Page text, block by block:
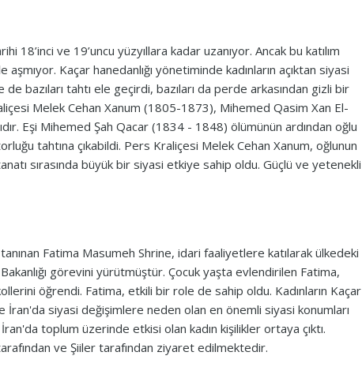
18’inci ve 19’uncu yüzyıllara kadar uzanıyor. Ancak bu katılım
aşmıyor. Kaçar hanedanlığı yönetiminde kadınların açıktan siyasi
bazıları tahtı ele geçirdi, bazıları da perde arkasından gizli bir
Melek Cehan Xanum (1805-1873), Mihemed Qasim Xan El-
Eşi Mihemed Şah Qacar (1834 - 1848) ölümünün ardından oğlu
tahtına çıkabildi. Pers Kraliçesi Melek Cehan Xanum, oğlunun
sırasında büyük bir siyasi etkiye sahip oldu. Güçlü ve yetenekli
Fatima Masumeh Shrine, idari faaliyetlere katılarak ülkedeki
görevini yürütmüştür. Çocuk yaşta evlendirilen Fatima,
öğrendi. Fatima, etkili bir role de sahip oldu. Kadınların Kaçar
İran'da siyasi değişimlere neden olan en önemli siyasi konumları
toplum üzerinde etkisi olan kadın kişilikler ortaya çıktı.
ve Şiiler tarafından ziyaret edilmektedir.